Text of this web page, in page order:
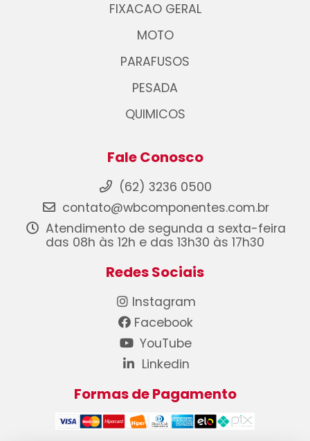
FIXACAO GERAL
MOTO
PARAFUSOS
PESADA
QUIMICOS
Fale Conosco
(62) 3236 0500
contato@wbcomponentes.com.br
Atendimento de segunda a sexta-feira
das 08h às 12h e das 13h30 às 17h30
Redes Sociais
Instagram
Facebook
YouTube
Linkedin
Formas de Pagamento